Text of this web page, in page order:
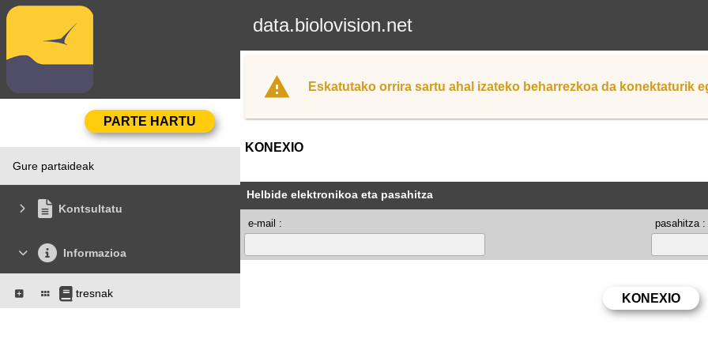
data.biolovision.net
Gure partaideak
Kontsultatu
Informazioa
tresnak
Eskatutako orrira sartu ahal izateko beharrezkoa da konektaturik
KONEXIO
Helbide elektronikoa eta pasahitza
e-mail : pasahitza :